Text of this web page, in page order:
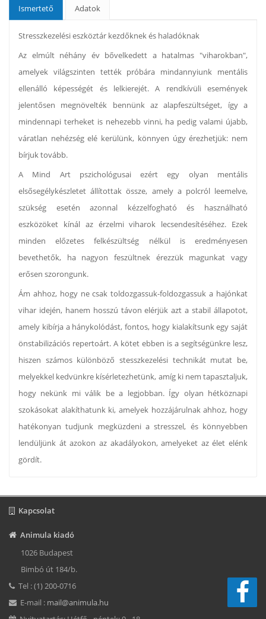
Ismertető Adatok
Stresszkezelési eszköztár kezdőknek és haladóknak
Az elmúlt néhány év bővelkedett a hatalmas "viharokban",
amelyek világszinten tették próbára mindannyiunk mentális
ellenálló képességét és lelkierejét. A rendkívüli események
jelentősen megnövelték bennünk az alapfeszültséget, így a
mindennapi terheket is nehezebb vinni, ha pedig valami újabb,
váratlan nehézség elé kerülünk, könnyen úgy érezhetjük: nem
bírjuk tovább.
A Mind Art pszichológusai ezért egy olyan mentális
elsősegélykészletet állítottak össze, amely a polcról leemelve,
szükség esetén azonnal kézzelfogható és használható
eszközöket kínál az érzelmi viharok lecsendesítéséhez. Ezek
minden előzetes felkészültség nélkül is eredményesen
bevethetők, ha nagyon feszültnek érezzük magunkat vagy
erősen szorongunk.
Ám ahhoz, hogy ne csak toldozgassuk-foldozgassuk a hajónkat
vihar idején, hanem hosszú távon elérjük azt a stabil állapotot,
amely kibírja a hánykolódást, fontos, hogy kialakítsunk egy saját
önstabilizációs repertoárt. A kötet ebben is a segítségünkre lesz,
hiszen számos különböző stesszkezelési technikát mutat be,
melyekkel kedvünkre kísérletezhetünk, amíg ki nem tapasztaljuk,
hogy nekünk mi válik be a legjobban. Így olyan hétköznapi
szokásokat alakíthatunk ki, amelyek hozzájárulnak ahhoz, hogy
hatékonyan tudjunk megküzdeni a stresszel, és könnyebben
lendüljünk át azokon az akadályokon, amelyeket az élet elénk
gördít.
Kapcsolat
Animula kiadó
1026 Budapest
Bimbó út 184/b.
Tel : (1) 200-0716
E-mail : mail@animula.hu